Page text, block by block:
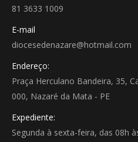
81 3633 1009
E-mail
diocesedenazare@hotmail.com
Endereço:
Praça Herculano Bandeira, 35,
000, Nazaré da Mata - PE
Expediente:
Segunda à sexta-feira, das 08h